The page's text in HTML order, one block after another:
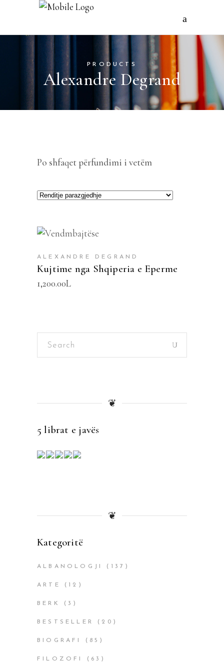
PRODUCTS
Alexandre Degrand
Po shfaqet përfundimi i vetëm
SHTOJE NË SHPORTË
ALEXANDRE DEGRAND
Kujtime nga Shqiperia e Eperme
1,200.00L
Search
❦
5 librat e javës
❦
Kategoritë
ALBANOLOGJI (137)
ARTE (12)
BERK (3)
BESTSELLER (20)
BIOGRAFI (85)
FILOZOFI (63)